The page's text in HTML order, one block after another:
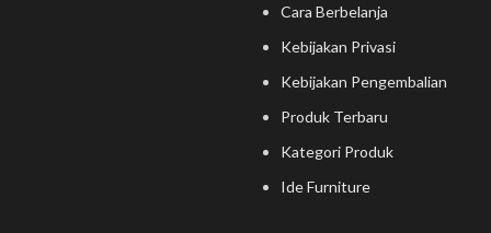
Cara Berbelanja
Kebijakan Privasi
Kebijakan Pengembalian
Produk Terbaru
Kategori Produk
Ide Furniture